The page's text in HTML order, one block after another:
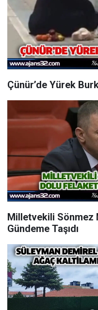
Çünür’de Yürek
Milletvekili Sönmez
Gündeme Taşıdı